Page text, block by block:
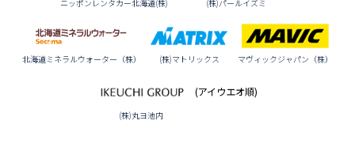
ニッポンレンタカー北海道(株) (株)パールイズミ
北海道ミネラルウォーター（株） (株)マトリックス マヴィックジャパン（株）
(株)丸ヨ池内
(アイウエオ順)